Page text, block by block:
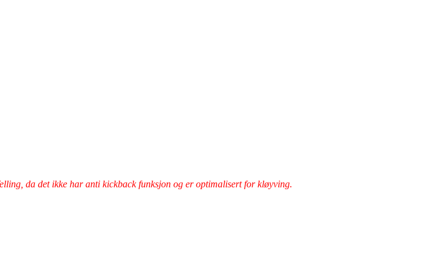
da det ikke har anti kickback funksjon og er optimalisert for kløyving.